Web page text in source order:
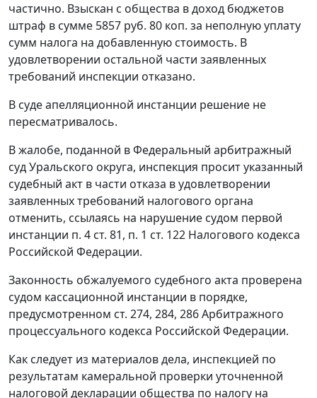
частично. Взыскан с общества в доход бюджетов
штраф в сумме 5857 руб. 80 коп. за неполную уплату
сумм налога на добавленную стоимость. В
удовлетворении остальной части заявленных
требований инспекции отказано.
В суде апелляционной инстанции решение не
пересматривалось.
В жалобе, поданной в Федеральный арбитражный
суд Уральского округа, инспекция просит указанный
судебный акт в части отказа в удовлетворении
заявленных требований налогового органа
отменить, ссылаясь на нарушение судом первой
инстанции п. 4 ст. 81, п. 1 ст. 122 Налогового кодекса
Российской Федерации.
Законность обжалуемого судебного акта проверена
судом кассационной инстанции в порядке,
предусмотренном ст. 274, 284, 286Арбитражного
процессуального кодекса Российской Федерации.
Как следует из материалов дела, инспекцией по
результатам камеральной проверки уточненной
налоговой декларации общества по налогу на